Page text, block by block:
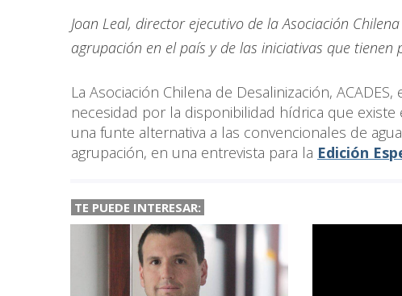
Joan Leal, director ejecutivo de la Asociación
agrupación en el país y de las iniciativas que
La Asociación Chilena de Desalinización,
necesidad por la disponibilidad hídrica que
una funte alternativa a las convencionales de
agrupación, en una entrevista para la Edición
TE PUEDE INTERESAR: